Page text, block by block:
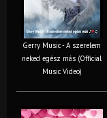
Gerry Music - A szerelem
neked egész más (Official
Music Video)